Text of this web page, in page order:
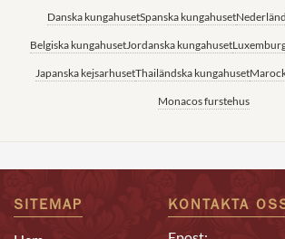
Danska kungahusetSpanska kungahuset
Belgiska kungahusetJordanska kungahuset
Japanska kejsarhusetThailändska kungahuset
Monacos furstehus
SITEMAP KONTAKTA